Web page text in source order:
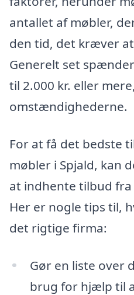
antallet af møbler,
den tid, det kræver
Generelt set
til 2.000 kr. eller
omstændighederne.
For at få det bedste
møbler i Spjald, kan
at indhente tilbud
Her er nogle tips til,
det rigtige firma:
Gør en liste over
brug for hjælp til